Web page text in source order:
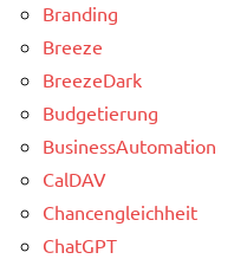
Branding
Breeze
BreezeDark
Budgetierung
BusinessAutomation
CalDAV
Chancengleichheit
ChatGPT